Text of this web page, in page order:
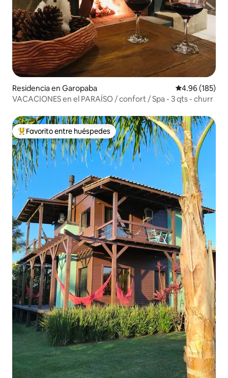
Residencia en Garopaba Calificación
4.96 (185)
VACACIONES en el PARAÍSO / confort / Spa - 3 qts - churr
De los mejores en Favorito entre huéspedes
Favorito entre huéspedes